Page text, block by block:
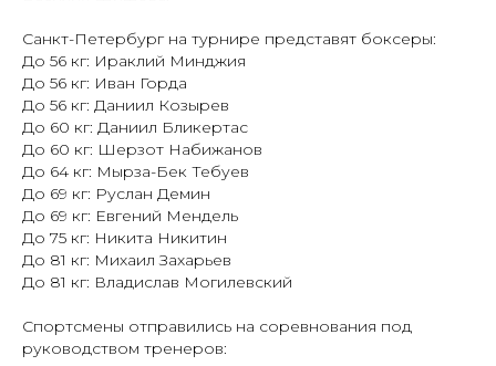
Санкт-Петербург на турнире представят боксеры:
До 56 кг: Ираклий Минджия
До 56 кг: Иван Горда
До 56 кг: Даниил Козырев
До 60 кг: Даниил Бликертас
До 60 кг: Шерзот Набижанов
До 64 кг: Мырза-Бек Тебуев
До 69 кг: Руслан Демин
До 69 кг: Евгений Мендель
До 75 кг: Никита Никитин
До 81 кг: Михаил Захарьев
До 81 кг: Владислав Могилевский
Спортсмены отправились на соревнования под
руководством тренеров: